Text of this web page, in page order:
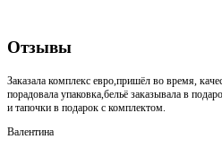
Отзывы
Заказала комплекс евро,пришёл во время,
порадовала упаковка,бельё заказывала в
и тапочки в подарок с комплектом.
Валентина